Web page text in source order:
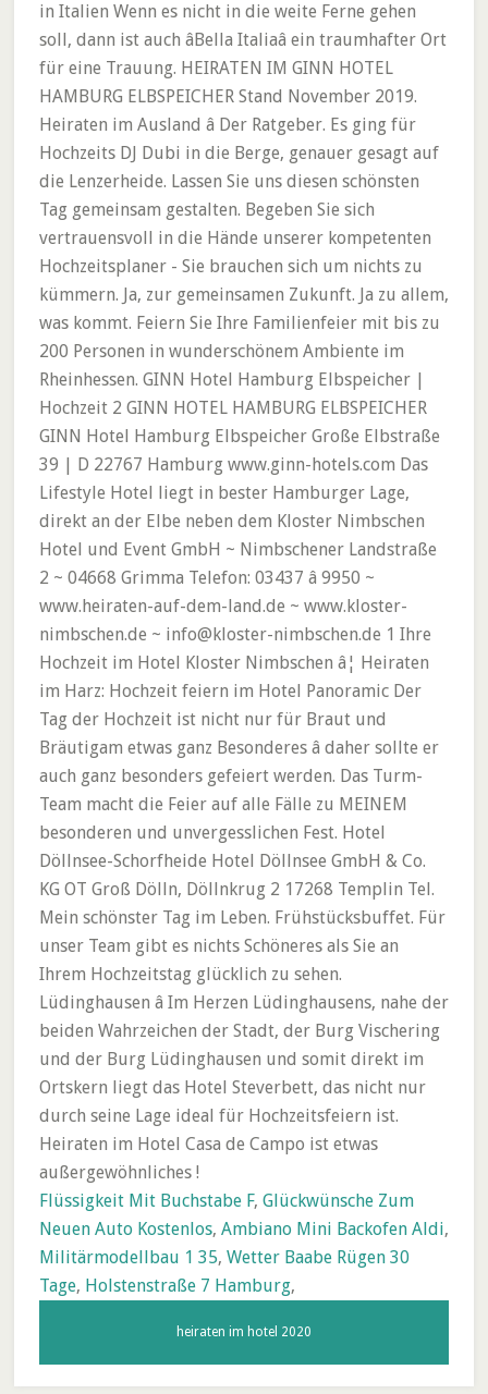
in Italien Wenn es nicht in die weite Ferne gehen
soll, dann ist auch âBella Italiaâ ein traumhafter Ort
für eine Trauung. HEIRATEN IM GINN HOTEL
HAMBURG ELBSPEICHER Stand November 2019.
Heiraten im Ausland â Der Ratgeber. Es ging für
Hochzeits DJ Dubi in die Berge, genauer gesagt auf
die Lenzerheide. Lassen Sie uns diesen schönsten
Tag gemeinsam gestalten. Begeben Sie sich
vertrauensvoll in die Hände unserer kompetenten
Hochzeitsplaner - Sie brauchen sich um nichts zu
kümmern. Ja, zur gemeinsamen Zukunft. Ja zu allem,
was kommt. Feiern Sie Ihre Familienfeier mit bis zu
200 Personen in wunderschönem Ambiente im
Rheinhessen. GINN Hotel Hamburg Elbspeicher |
Hochzeit 2 GINN HOTEL HAMBURG ELBSPEICHER
GINN Hotel Hamburg Elbspeicher Große Elbstraße
39 | D 22767 Hamburg www.ginn-hotels.com Das
Lifestyle Hotel liegt in bester Hamburger Lage,
direkt an der Elbe neben dem Kloster Nimbschen
Hotel und Event GmbH ~ Nimbschener Landstraße
2 ~ 04668 Grimma Telefon: 03437 â 9950 ~
www.heiraten-auf-dem-land.de ~ www.kloster-
nimbschen.de ~ info@kloster-nimbschen.de 1 Ihre
Hochzeit im Hotel Kloster Nimbschen â¦ Heiraten
im Harz: Hochzeit feiern im Hotel Panoramic Der
Tag der Hochzeit ist nicht nur für Braut und
Bräutigam etwas ganz Besonderes â daher sollte er
auch ganz besonders gefeiert werden. Das Turm-
Team macht die Feier auf alle Fälle zu MEINEM
besonderen und unvergesslichen Fest. Hotel
Döllnsee-Schorfheide Hotel Döllnsee GmbH & Co.
KG OT Groß Dölln, Döllnkrug 2 17268 Templin Tel.
Mein schönster Tag im Leben. Frühstücksbuffet. Für
unser Team gibt es nichts Schöneres als Sie an
Ihrem Hochzeitstag glücklich zu sehen.
Lüdinghausen â Im Herzen Lüdinghausens, nahe der
beiden Wahrzeichen der Stadt, der Burg Vischering
und der Burg Lüdinghausen und somit direkt im
Ortskern liegt das Hotel Steverbett, das nicht nur
durch seine Lage ideal für Hochzeitsfeiern ist.
Heiraten im Hotel Casa de Campo ist etwas
außergewöhnliches !
Flüssigkeit Mit Buchstabe F, Glückwünsche Zum
Neuen Auto Kostenlos, Ambiano Mini Backofen Aldi,
Militärmodellbau 1 35, Wetter Baabe Rügen 30
Tage, Holstenstraße 7 Hamburg,
heiraten im hotel 2020